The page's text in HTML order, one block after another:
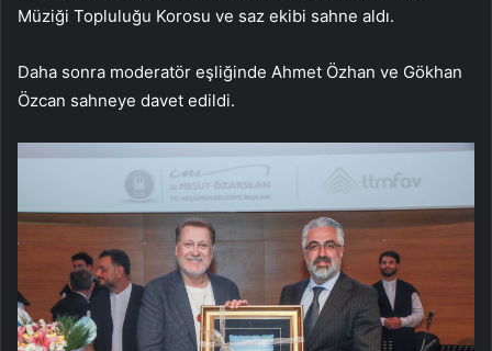
Müziği Topluluğu Korosu ve saz ekibi sahne aldı.
Daha sonra moderatör eşliğinde Ahmet Özhan ve Gökhan
Özcan sahneye davet edildi.